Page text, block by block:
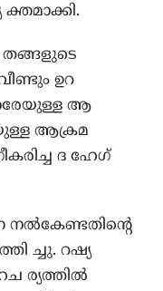
തങ്ങളുടെ
ഉറ
ആ
ആക്രമ
ദ ഹേഗ്
ച്ചു. റഷ്യ
ര്യത്തിൽ